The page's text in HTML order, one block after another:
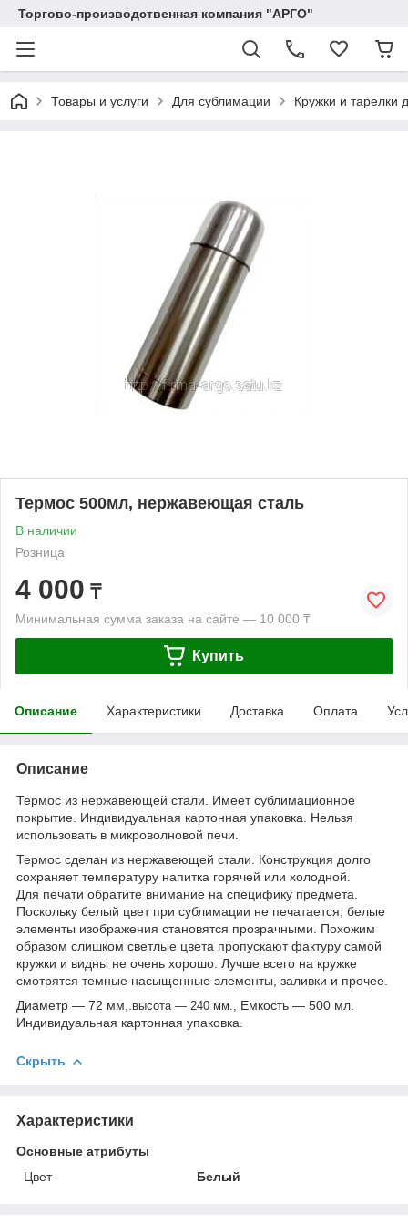
Торгово-производственная компания "АРГО"
Товары и услуги Для сублимации Кружки и тарелки
Термос 500мл, нержавеющая сталь
В наличии
Розница
4 000 ₸
Минимальная сумма заказа на сайте — 10 000 ₸
Купить
Описание Характеристики Доставка Оплата
Описание
Термос из нержавеющей стали. Имеет сублимационное
покрытие. Индивидуальная картонная упаковка. Нельзя
использовать в микроволновой печи.
Термос сделан из нержавеющей стали. Конструкция долго
сохраняет температуру напитка горячей или холодной.
Для печати обратите внимание на специфику предмета.
Поскольку белый цвет при сублимации не печатается, белые
элементы изображения становятся прозрачными. Похожим
образом слишком светлые цвета пропускают фактуру самой
кружки и видны не очень хорошо. Лучше всего на кружке
смотрятся темные насыщенные элементы, заливки и прочее.
Диаметр — 72 мм,. высота — 240 мм.,
Емкость — 500 мл.
Индивидуальная картонная упаковка.
Скрыть
Характеристики
Основные атрибуты
Цвет
Белый